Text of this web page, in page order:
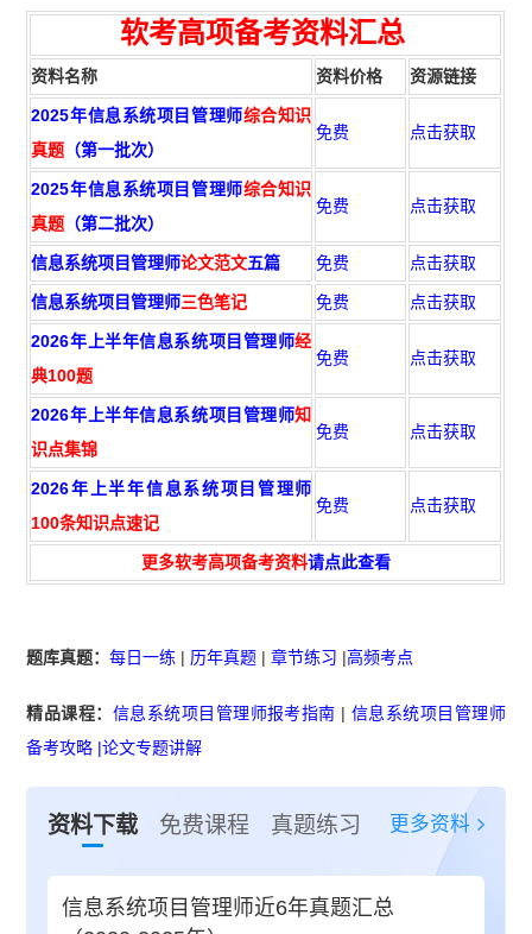
软考高项备考资料汇总
资料名称 资料价格 资源链接
2025年信息系统项目管理师综合知识
真题 （第一批次）
免费 点击获取
2025年信息系统项目管理师综合知识
真题 （第二批次）
免费 点击获取
信息系统项目管理师论文范文五篇 免费 点击获取
信息系统项目管理师三色笔记 免费 点击获取
2026年上半年信息系统项目管理师经
典100题
免费 点击获取
2026年上半年信息系统项目管理师知
识点集锦
免费 点击获取
2026年上半年信息系统项目管理师
100条知识点速记
免费 点击获取
更多软考高项备考资料请点此查看
题库真题：每日一练 | 历年真题 |章节练习 |高频考点
精品课程： 信息系统项目管理师报考指南 | 信息系统项目管理师
备考攻略 |论文专题讲解
资料下载 免费课程 真题练习 更多资料
信息系统项目管理师近6年真题汇总